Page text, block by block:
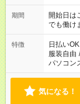
場合、他
ん ※法令
となりま
短時間・
期間
開始日
でも働け
特徴 日払いOK
服装自由 /
パソコン
気になる！